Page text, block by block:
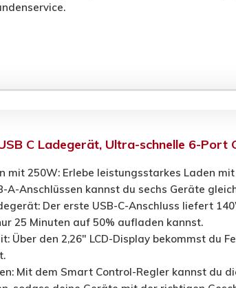
C Ladegerät, Ultra-schnelle 6-Port
mit 250W: Erlebe leistungsstarkes Laden
A-Anschlüssen kannst du sechs Geräte
Der erste USB-C-Anschluss liefert
25 Minuten auf 50% aufladen kannst.
Über den 2,26" LCD-Display bekommst du
Mit dem Smart Control-Regler kannst du